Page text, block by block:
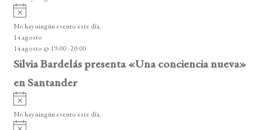
o
A
v
i
s
o
No hay ningún evento este día.
14 agosto
14 agosto @ 19:00-20:00
Silvia Bardelás presenta «Una conciencia nueva»
en Santander
A
v
i
No hay ningún evento este día.
A